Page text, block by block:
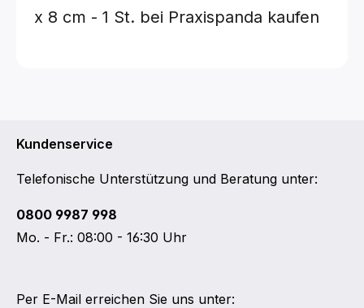
x 8 cm - 1 St. bei Praxispanda kaufen
Kundenservice
Telefonische Unterstützung und Beratung unter:
0800 9987 998
Mo. - Fr.: 08:00 - 16:30 Uhr
Per E-Mail erreichen Sie uns unter: